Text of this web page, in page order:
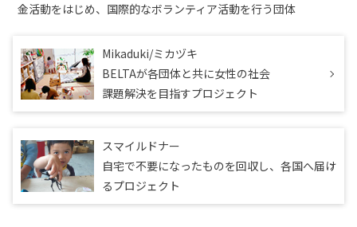
金活動をはじめ、国際的なボランティア活動を行う団体
Mikaduki/ミカヅキ
BELTAが各団体と共に女性の社会
課題解決を目指すプロジェクト
スマイルドナー
自宅で不要になったものを回収し、 各国へ届け
るプロジェクト